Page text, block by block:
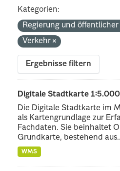
Kategorien:
Regierung und
Verkehr
Ergebnisse filtern
Digitale Stadtkarte
Die Digitale Stadtkarte im
als Kartengrundlage zur
Fachdaten. Sie beinhaltet
Grundkarte, bestehend
WMS